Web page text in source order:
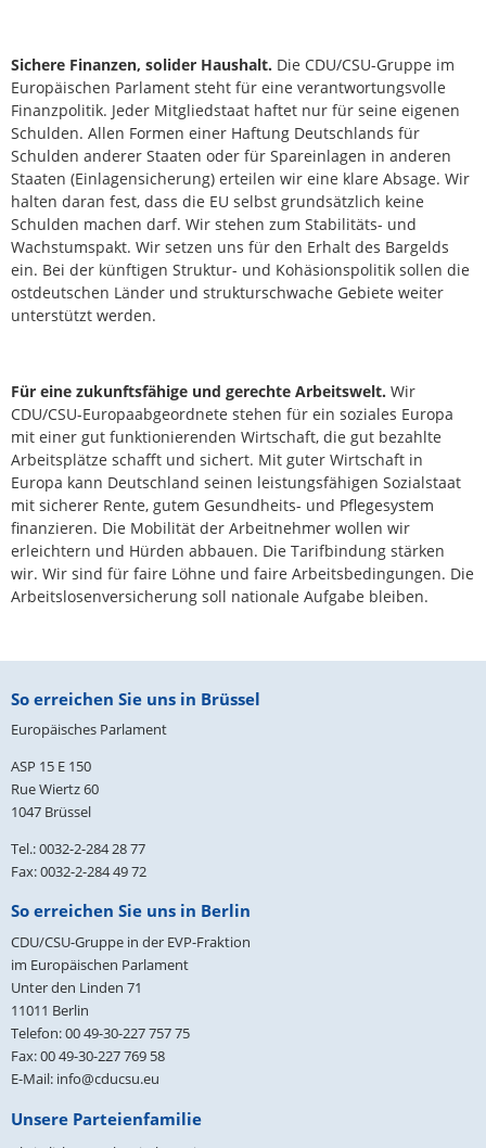
Sichere Finanzen, solider Haushalt. Die CDU/CSU-Gruppe im
Europäischen Parlament steht für eine verantwortungsvolle
Finanzpolitik. Jeder Mitgliedstaat haftet nur für seine eigenen
Schulden. Allen Formen einer Haftung Deutschlands für
Schulden anderer Staaten oder für Spareinlagen in anderen
Staaten (Einlagensicherung) erteilen wir eine klare Absage. Wir
halten daran fest, dass die EU selbst grundsätzlich keine
Schulden machen darf. Wir stehen zum Stabilitäts- und
Wachstumspakt. Wir setzen uns für den Erhalt des Bargelds
ein. Bei der künftigen Struktur- und Kohäsionspolitik sollen die
ostdeutschen Länder und strukturschwache Gebiete weiter
unterstützt werden.
Für eine zukunftsfähige und gerechte Arbeitswelt. Wir
CDU/CSU-Europaabgeordnete stehen für ein soziales Europa
mit einer gut funktionierenden Wirtschaft, die gut bezahlte
Arbeitsplätze schafft und sichert. Mit guter Wirtschaft in
Europa kann Deutschland seinen leistungsfähigen Sozialstaat
mit sicherer Rente, gutem Gesundheits- und Pflegesystem
finanzieren. Die Mobilität der Arbeitnehmer wollen wir
erleichtern und Hürden abbauen. Die Tarifbindung stärken
wir. Wir sind für faire Löhne und faire Arbeitsbedingungen. Die
Arbeitslosenversicherung soll nationale Aufgabe bleiben.
Fußbereich
So erreichen Sie uns in Brüssel
Europäisches Parlament
ASP 15 E 150
Rue Wiertz 60
1047 Brüssel
Tel.: 0032-2-284 28 77
Fax: 0032-2-284 49 72
So erreichen Sie uns in Berlin
CDU/CSU-Gruppe in der EVP-Fraktion
im Europäischen Parlament
Unter den Linden 71
11011 Berlin
Telefon:00 49-30-227 757 75
Fax:00 49-30-227 769 58
E-Mail: info@cducsu.eu
Unsere Parteienfamilie